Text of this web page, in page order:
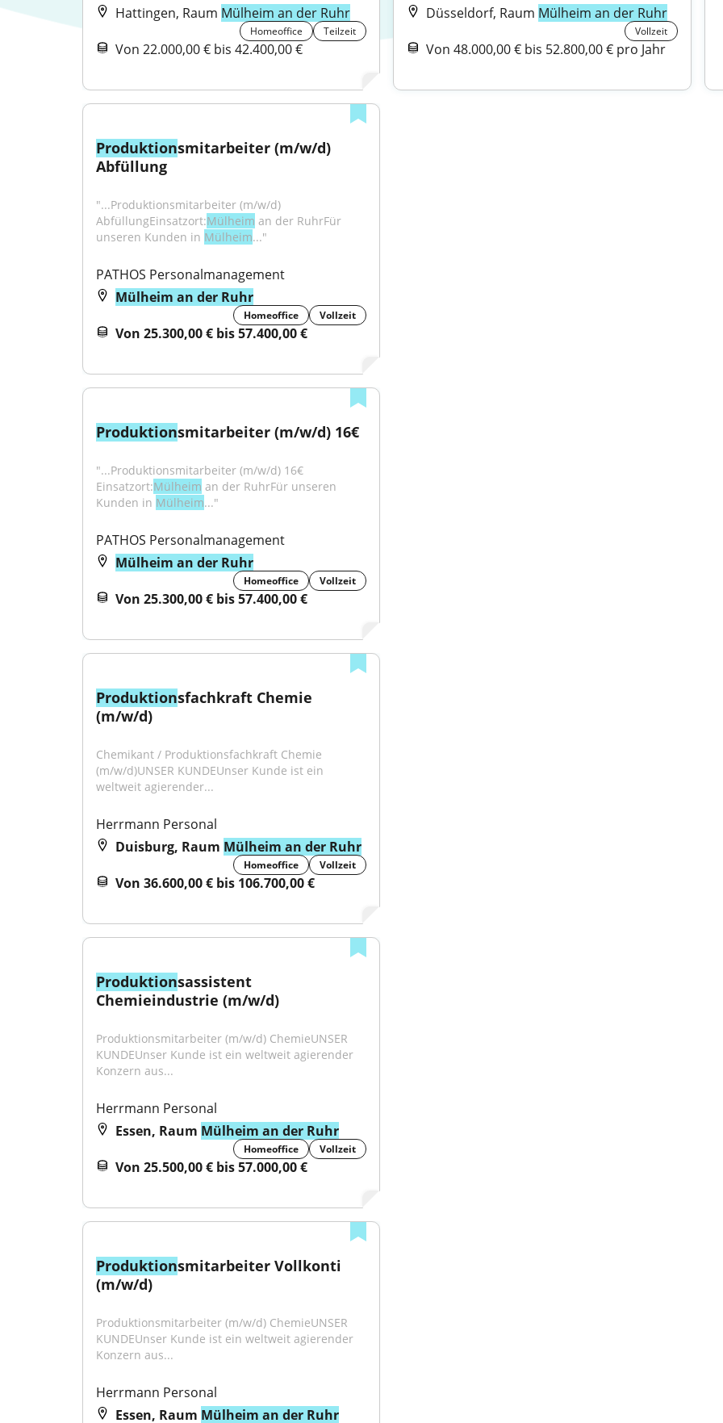
Hattingen, Raum Mülheim an der Ruhr
Homeoffice Teilzeit
Von 22.000,00 € bis 42.400,00 €
Düsseldorf, Raum Mülheim an der Ruhr
Vollzeit
Von 48.000,00 € bis 52.800,00 € pro Jahr
Produktionsmitarbeiter (m/w/d)
Abfüllung
"...Produktionsmitarbeiter (m/w/d)
AbfüllungEinsatzort:Mülheim an der RuhrFür
unseren Kunden in Mülheim..."
PATHOS Personalmanagement
Mülheim an der Ruhr
Homeoffice Vollzeit
Von 25.300,00 € bis 57.400,00 €
Produktionsmitarbeiter (m/w/d) 16€
"...Produktionsmitarbeiter (m/w/d) 16€
Einsatzort:Mülheim an der RuhrFür unseren
Kunden in Mülheim..."
PATHOS Personalmanagement
Mülheim an der Ruhr
Homeoffice Vollzeit
Von 25.300,00 € bis 57.400,00 €
Produktionsfachkraft Chemie
(m/w/d)
Chemikant / Produktionsfachkraft Chemie
(m/w/d)UNSER KUNDEUnser Kunde ist ein
weltweit agierender...
Herrmann Personal
Duisburg, Raum Mülheim an der Ruhr
Homeoffice Vollzeit
Von 36.600,00 € bis 106.700,00 €
Produktionsassistent
Chemieindustrie (m/w/d)
Produktionsmitarbeiter (m/w/d) ChemieUNSER
KUNDEUnser Kunde ist ein weltweit agierender
Konzern aus...
Herrmann Personal
Essen, Raum Mülheim an der Ruhr
Homeoffice Vollzeit
Von 25.500,00 € bis 57.000,00 €
Produktionsmitarbeiter Vollkonti
(m/w/d)
Produktionsmitarbeiter (m/w/d) ChemieUNSER
KUNDEUnser Kunde ist ein weltweit agierender
Konzern aus...
Herrmann Personal
Essen, Raum Mülheim an der Ruhr